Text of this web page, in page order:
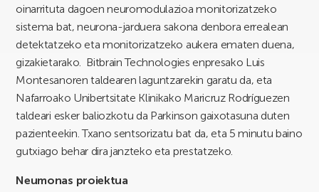
oinarrituta dagoen neuromodulazioa monitorizatzeko
sistema bat, neurona-jarduera sakona denbora errealean
detektatzeko eta monitorizatzeko aukera ematen duena,
gizakietarako. Bitbrain Technologies enpresako Luis
Montesanoren taldearen laguntzarekin garatu da, eta
Nafarroako Unibertsitate Klinikako Maricruz Rodríguezen
taldeari esker baliozkotu da Parkinson gaixotasuna duten
pazienteekin. Txano sentsorizatu bat da, eta 5 minutu baino
gutxiago behar dira janzteko eta prestatzeko.
Neumonas proiektua